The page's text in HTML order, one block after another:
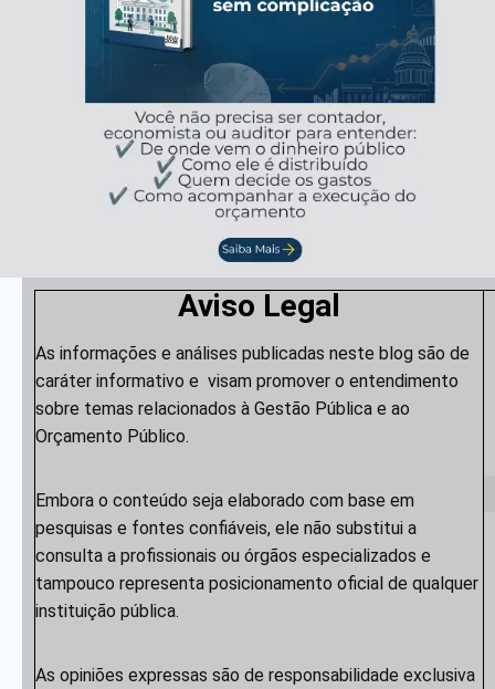
Aviso Legal
As informações e análises publicadas neste blog são de
caráter informativo e visam promover o entendimento
sobre temas relacionados à Gestão Pública e ao
Orçamento Público.
Embora o conteúdo seja elaborado com base em
pesquisas e fontes confiáveis, ele não substitui a
consulta a profissionais ou órgãos especializados e
tampouco representa posicionamento oficial de qualquer
instituição pública.
As opiniões expressas são de responsabilidade exclusiva